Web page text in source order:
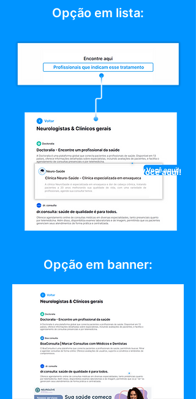
Opção em lista:
Você aqui!
Opção em banner:
Você aqui!